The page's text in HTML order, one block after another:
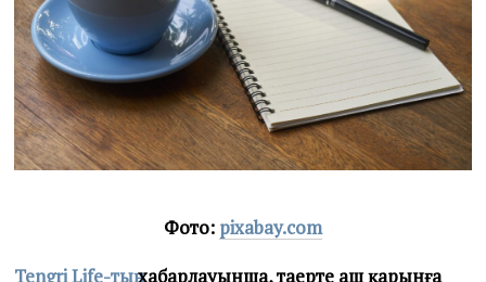
Фото: pixabay.com
Tengri Life-тыңхабарлауынша, таңертең аш қарынға